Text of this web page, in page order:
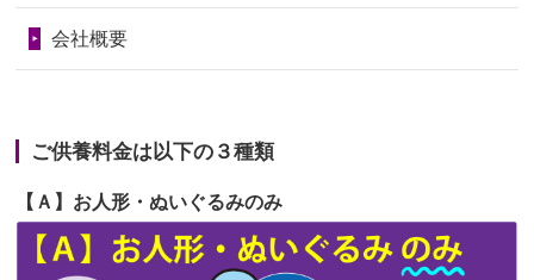
の祖父母か...
2026/06/20
雛人形をお道具も含め一式で引き取っ
てくださる...
第68回人形供養祭令和6年3月22日(金)
第65回人形供養祭令和5年11月09日(木)
第64回人形供養祭令和5年9月21日(木)
第63回人形供養祭 令和5年8月1日(火)
会社概要
ご供養料金は以下の３種類
【Ａ】お人形・ぬいぐるみのみ